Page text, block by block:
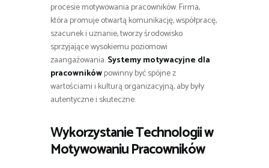
procesie motywowania pracowników. Firma,
która promuje otwartą komunikację, współpracę,
szacunek i uznanie, tworzy środowisko
sprzyjające wysokiemu poziomowi
zaangażowania.Systemy motywacyjne dla
pracownikówpowinny być spójne z
wartościami i kulturą organizacyjną, aby były
autentyczne i skuteczne.
Wykorzystanie Technologii w
Motywowaniu Pracowników